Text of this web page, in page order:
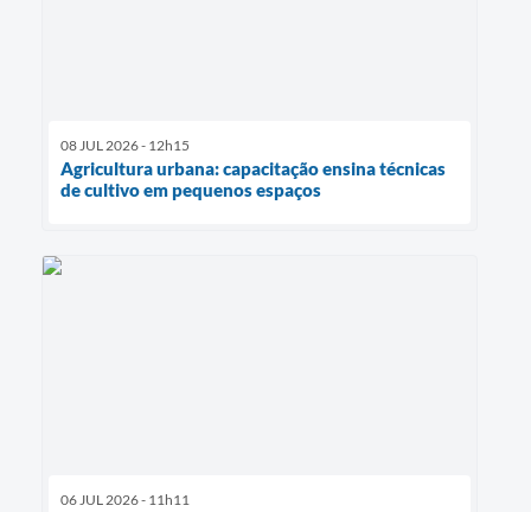
08 JUL 2026 - 12h15
Agricultura urbana: capacitação ensina técnicas
de cultivo em pequenos espaços
06 JUL 2026 - 11h11